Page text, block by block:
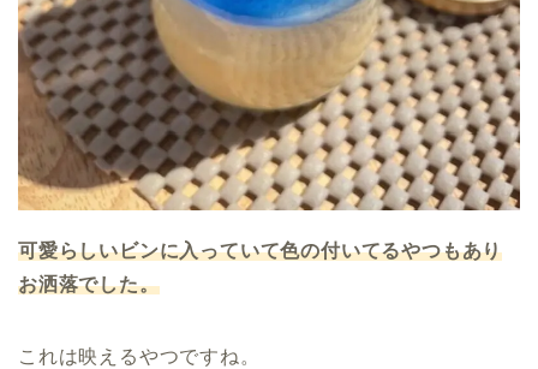
可愛らしいビンに入っていて色の付いてるやつもあり
お洒落でした。
これは映えるやつですね。